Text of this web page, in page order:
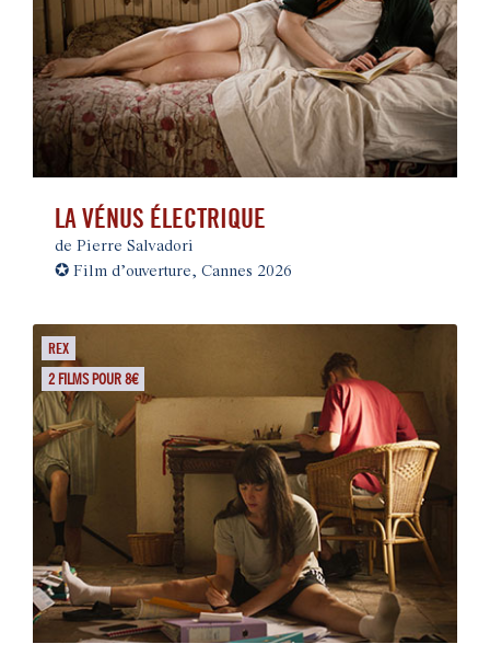
LA VÉNUS ÉLECTRIQUE
de Pierre Salvadori
✪ Film d’ouverture, Cannes 2026
REX
2 FILMS POUR 8€